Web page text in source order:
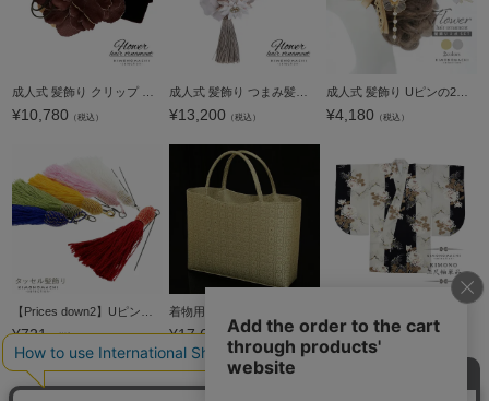
¥10,780 （税込） ¥13,200 （税込）
成人式 髪飾り Uピンの2点セット「ゴールドベージュ・シルバーホワイト 透かしフラワー、リボン」日本製 振袖用髪飾り お花髪飾り 成人式 卒業式 結婚式 着物【メール便不可】
¥4,180 （税込）
【Prices down2】Uピン髪飾り 単品 「タッセル 房飾り 全6色 赤・白・緑・桃・山吹・群青」 髪飾り 成人式、前撮り、結婚式の振袖に 七五三髪飾りにも レトロ 振袖髪飾り【メール便不可】ss2509wkk25
¥721（税込） ¥17,600 ¥60,500